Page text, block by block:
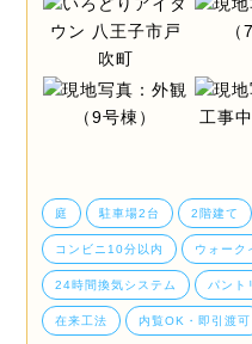
庭 駐車場2台 2階建て
コンビニ10分以内 ウォーク
24時間換気システム パント
在来工法 内覧OK・即引渡可